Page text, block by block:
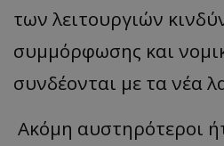
των λειτουργιών
συμμόρφωσης και
συνδέονται με τα νέα
Ακόμη αυστηρότεροι